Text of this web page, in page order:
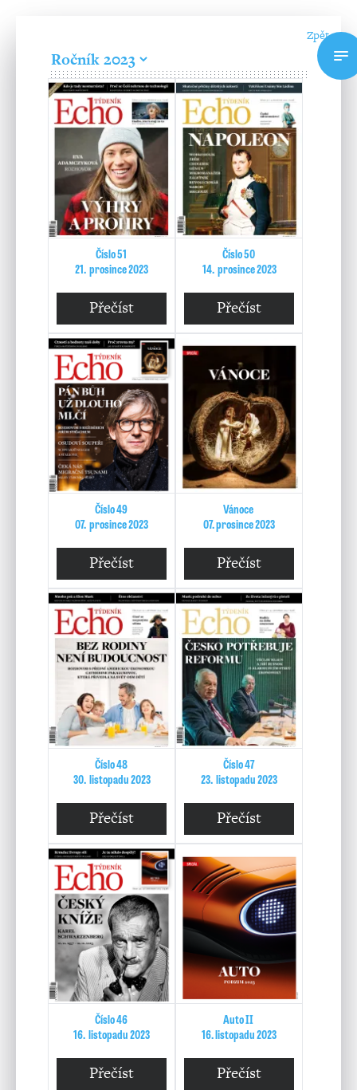
Zpět
Číslo 51
21. prosince 2023
Přečíst
Číslo 50
14. prosince 2023
Přečíst
Číslo 49
07. prosince 2023
Přečíst
Vánoce
07. prosince 2023
Přečíst
Číslo 48
30. listopadu 2023
Přečíst
Číslo 47
23. listopadu 2023
Přečíst
Číslo 46
16. listopadu 2023
Přečíst
Auto II
16. listopadu 2023
Přečíst